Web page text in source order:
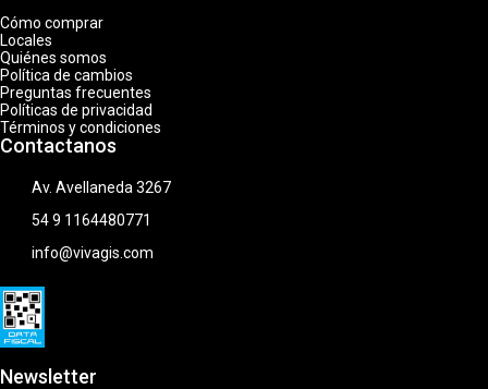
Cómo comprar
Locales
Quiénes somos
Política de cambios
Preguntas frecuentes
Políticas de privacidad
Términos y condiciones
Contactanos
Av. Avellaneda 3267
54 9 1164480771
info@vivagis.com
Newsletter